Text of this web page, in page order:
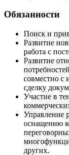
Обязанности
Поиск и
Развитие
работа с
Развитие
совместно
сделку
Участие в
Управление
оснащению
других.